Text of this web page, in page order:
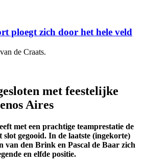
ploegt zich door het hele veld
de Craats.
met feestelijke
Aires
met een prachtige teamprestatie de
gegooid. In de laatste (ingekorte)
van den Brink en Pascal de Baar zich
en elfde positie.